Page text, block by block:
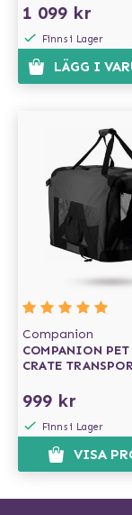
1 099 kr
Finns i Lager
LÄGG I
Companion
COMPANION
CRATE
999 kr
Finns i Lager
VISA